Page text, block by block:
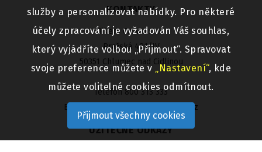
služby a personalizovat nabídky. Pro některé
účely zpracování je vyžadován Váš souhlas,
který vyjádříte volbou „Přijmout“. Spravovat
svoje preference můžete v „Nastavení“, kde
můžete volitelné cookies odmítnout.
Přijmout všechny cookies
KONTAKTY
Bikers Crown s.r.o.
Pražská 481/IV
50351 Chlumec nad Cidlinou
Telefon 800 313 333
Email
bikerscrown@bikerscrown.cz
UŽITEČNÉ ODKAZY